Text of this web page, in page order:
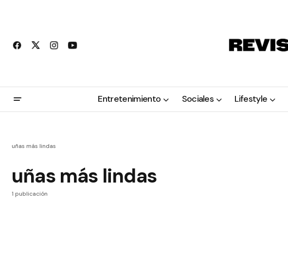
Entretenimiento Sociales Lifestyle
uñas más lindas
uñas más lindas
1 publicación